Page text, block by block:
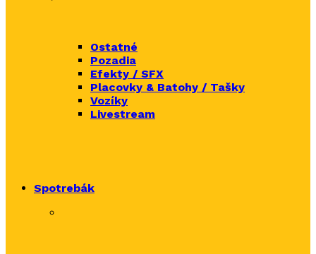
Ostatné
Pozadia
Efekty / SFX
Placovky & Batohy / Tašky
Vozíky
Livestream
Spotrebák